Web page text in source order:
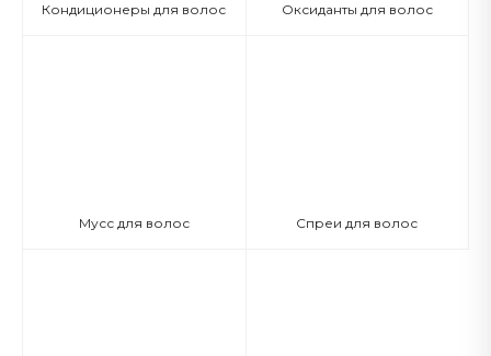
Кондиционеры для волос Оксиданты для волос
Мусс для волос Спреи для волос